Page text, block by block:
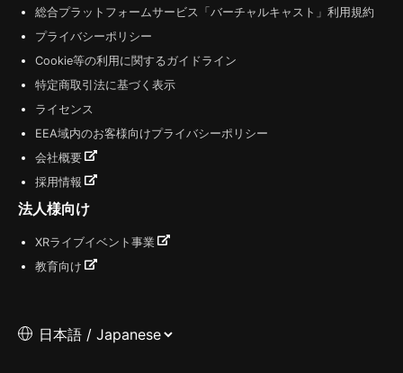
総合プラットフォームサービス「バーチャルキャスト」利用規約
プライバシーポリシー
Cookie等の利用に関するガイドライン
特定商取引法に基づく表示
ライセンス
EEA域内のお客様向けプライバシーポリシー
会社概要
採用情報
法人様向け
XRライブイベント事業
教育向け